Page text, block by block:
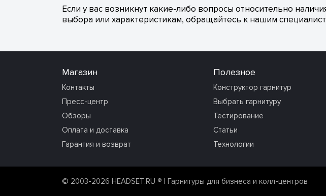
Если у вас возникнут какие-либо вопросы относительно
выбора или характеристикам, обращайтесь к нашим
Магазин
Контакты
Пресс-центр
Обзоры
Оплата и доставка
Гарантия и возврат
Полезное
Конструктор гарнитур
Выбрать гарнитуру
Тестирование
Статьи
Технологии
© 2003-2026 HEADSET.RU ® | Гарнитуры для бизнеса и колл-центров